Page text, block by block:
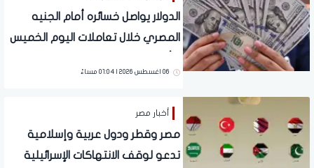
الدولار يواصل خسائره أمام الجنيه
المصري خلال تعاملات اليوم الخميس
06 اغسطس 2026 | 01:04 مساءً
أخبار مصر
مصر وقطر ودول عربية وإسلامية
تدعو لوقف الانتهاكات الإسرائيلية